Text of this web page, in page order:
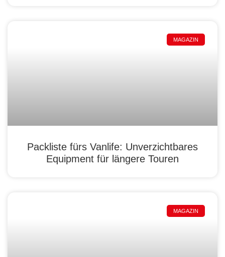
MAGAZIN
Packliste fürs Vanlife: Unverzichtbares
Equipment für längere Touren
MAGAZIN